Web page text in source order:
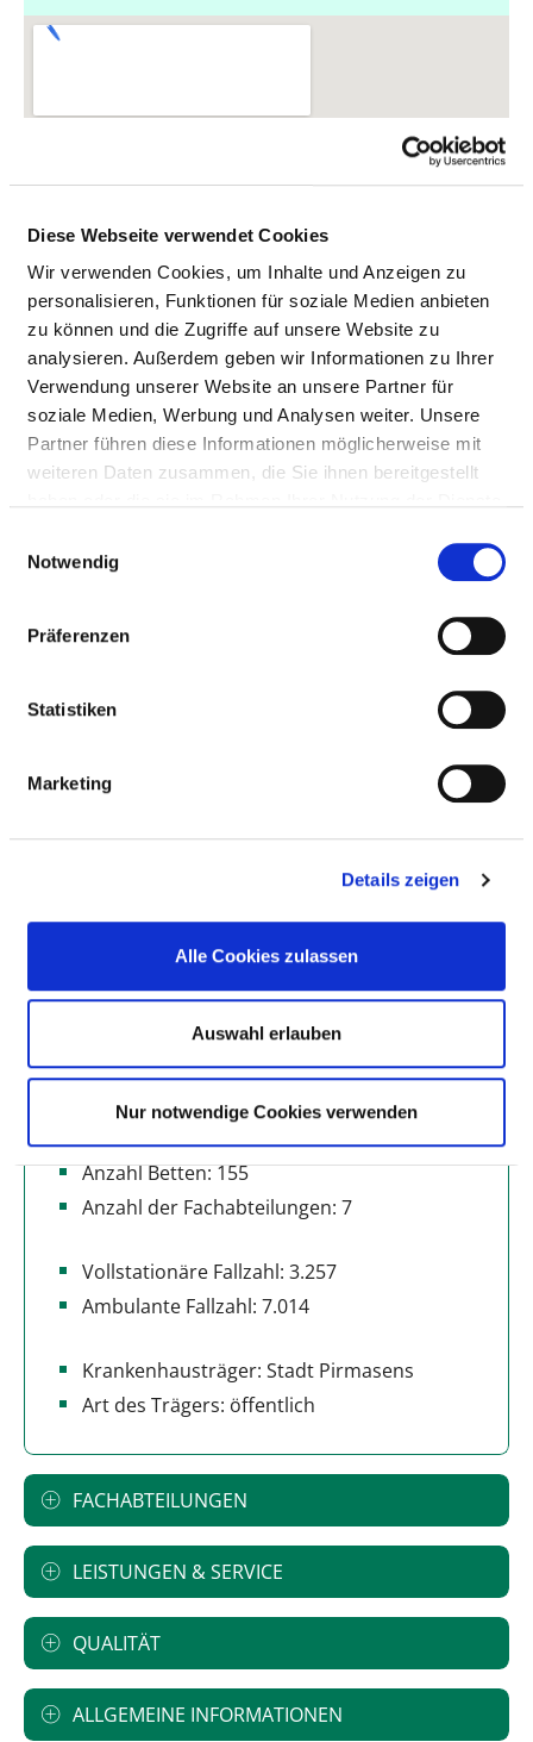
Diese Webseite verwendet Cookies
Wir verwenden Cookies, um Inhalte und Anzeigen zu
personalisieren, Funktionen für soziale Medien anbieten
zu können und die Zugriffe auf unsere Website zu
analysieren. Außerdem geben wir Informationen zu Ihrer
Verwendung unserer Website an unsere Partner für
soziale Medien, Werbung und Analysen weiter. Unsere
Partner führen diese Informationen möglicherweise mit
weiteren Daten zusammen, die Sie ihnen bereitgestellt
Notwendig
Präferenzen
Statistiken
Marketing
Details zeigen
Alle Cookies zulassen
Auswahl erlauben
Nur notwendige Cookies verwenden
Tel.:06331-2510
Anfahrt
Als regionales Akutkrankenhaus kümmert sich das im
Jahr 1988 erbaute Städtische Krankenhaus
Anzahl Betten: 155
Anzahl der Fachabteilungen: 7
Vollstationäre Fallzahl: 3.257
Ambulante Fallzahl: 7.014
Krankenhausträger: Stadt Pirmasens
Art des Trägers: öffentlich
FACHABTEILUNGEN
LEISTUNGEN & SERVICE
QUALITÄT
ALLGEMEINE INFORMATIONEN